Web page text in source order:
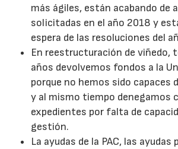
más ágiles, están acabando de
solicitadas en el año 2018 y
espera de las resoluciones del
En reestructuración de viñedo,
años devolvemos fondos a la
porque no hemos sido capaces
y al mismo tiempo denegamos
expedientes por falta de
gestión.
La ayudas de la PAC, las ayudas